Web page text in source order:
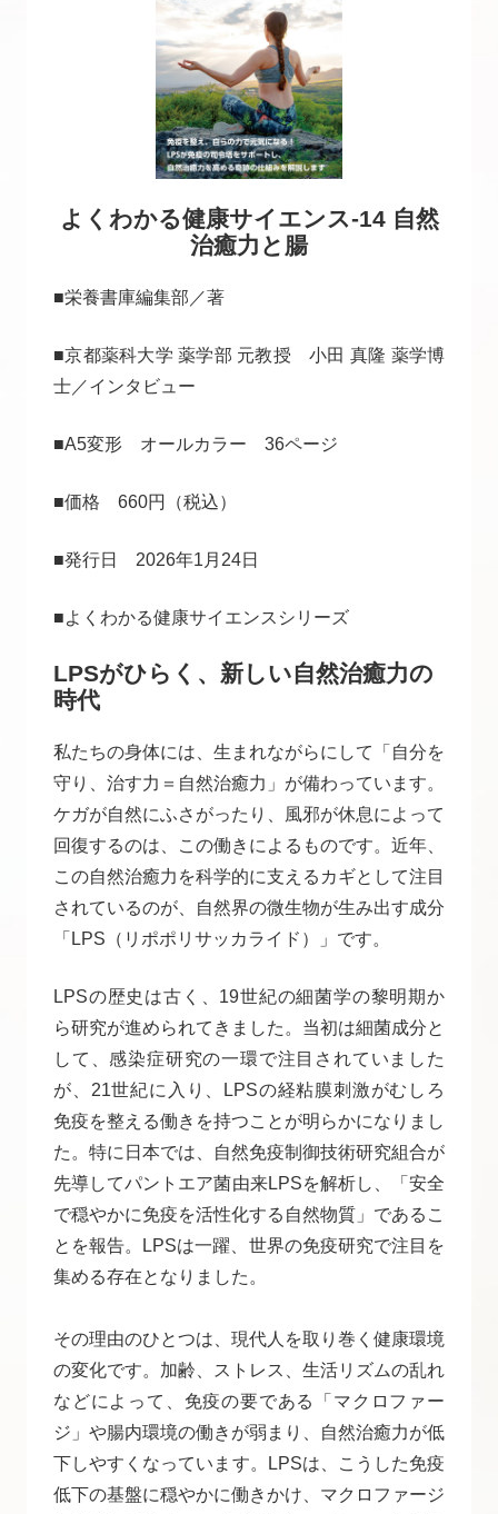
よくわかる健康サイエンス-14 自然
治癒力と腸
■栄養書庫編集部／著
■京都薬科大学 薬学部 元教授 小田 真隆 薬学博
士／インタビュー
■A5変形 オールカラー 36ページ
■価格 660円（税込）
■発行日 2026年1月24日
■よくわかる健康サイエンスシリーズ
LPSがひらく、新しい自然治癒力の
時代
私たちの身体には、生まれながらにして「自分を
守り、治す力＝自然治癒力」が備わっています。
ケガが自然にふさがったり、風邪が休息によって
回復するのは、この働きによるものです。近年、
この自然治癒力を科学的に支えるカギとして注目
されているのが、自然界の微生物が生み出す成分
「LPS（リポポリサッカライド）」です。
LPSの歴史は古く、19世紀の細菌学の黎明期か
ら研究が進められてきました。当初は細菌成分と
して、感染症研究の一環で注目されていました
が、21世紀に入り、LPSの経粘膜刺激がむしろ
免疫を整える働きを持つことが明らかになりまし
た。特に日本では、自然免疫制御技術研究組合が
先導してパントエア菌由来LPSを解析し、「安全
で穏やかに免疫を活性化する自然物質」であるこ
とを報告。LPSは一躍、世界の免疫研究で注目を
集める存在となりました。
その理由のひとつは、現代人を取り巻く健康環境
の変化です。加齢、ストレス、生活リズムの乱れ
などによって、免疫の要である「マクロファー
ジ」や腸内環境の働きが弱まり、自然治癒力が低
下しやすくなっています。LPSは、こうした免疫
低下の基盤に穏やかに働きかけ、マクロファージ